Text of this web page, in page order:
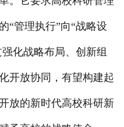
“管理执行”向“战略设
化战略布局、创新组
开放协同，有望构建起
放的新时代高校科研新